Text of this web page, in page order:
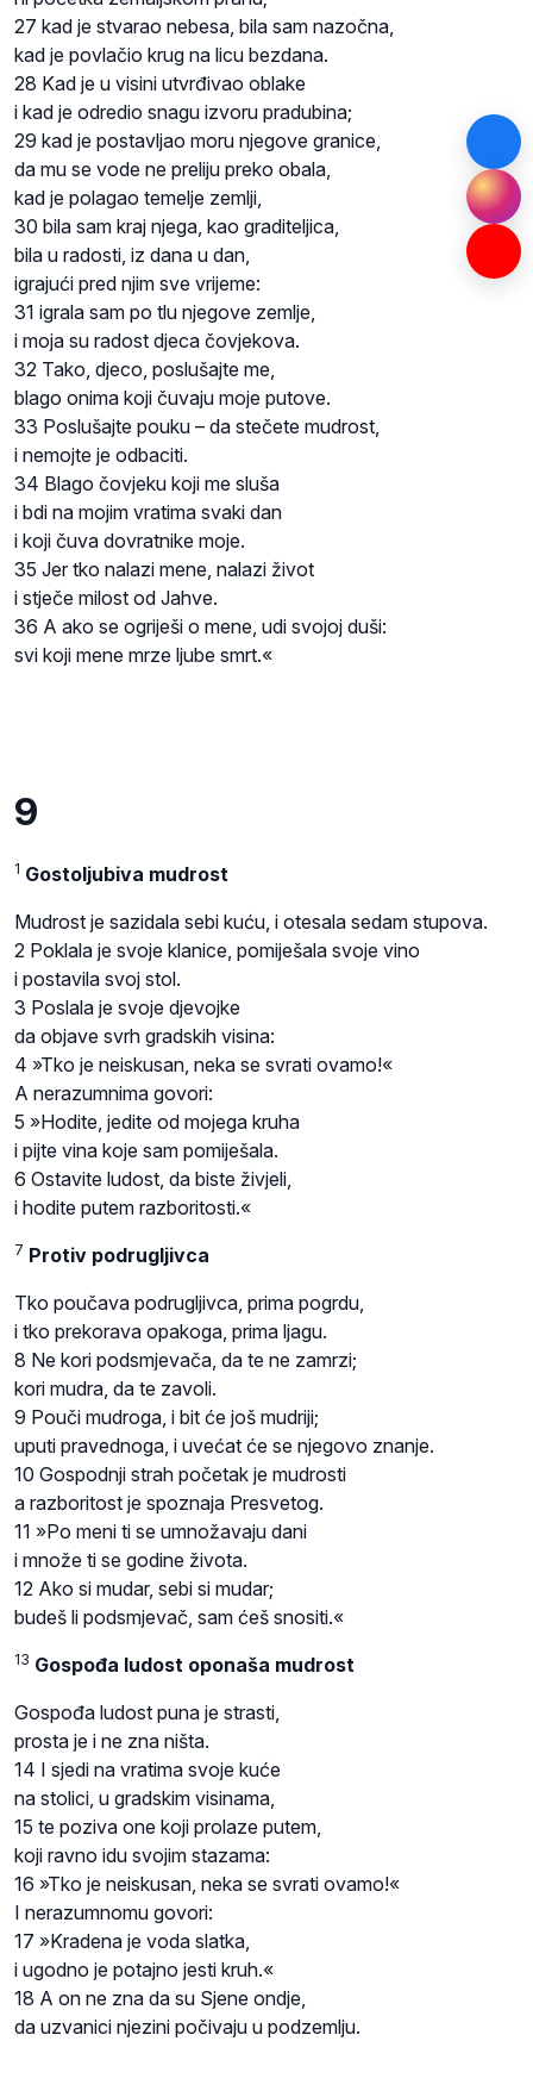
27 kad je stvarao nebesa, bila sam nazočna,
kad je povlačio krug na licu bezdana.
28 Kad je u visini utvrđivao oblake
i kad je odredio snagu izvoru pradubina;
29 kad je postavljao moru njegove granice,
da mu se vode ne preliju preko obala,
kad je polagao temelje zemlji,
30 bila sam kraj njega, kao graditeljica,
bila u radosti, iz dana u dan,
igrajući pred njim sve vrijeme:
31 igrala sam po tlu njegove zemlje,
i moja su radost djeca čovjekova.
32 Tako, djeco, poslušajte me,
blago onima koji čuvaju moje putove.
33 Poslušajte pouku – da stečete mudrost,
i nemojte je odbaciti.
34 Blago čovjeku koji me sluša
i bdi na mojim vratima svaki dan
i koji čuva dovratnike moje.
35 Jer tko nalazi mene, nalazi život
i stječe milost od Jahve.
36 A ako se ogriješi o mene, udi svojoj duši:
svi koji mene mrze ljube smrt.«
9
1 Gostoljubiva mudrost
Mudrost je sazidala sebi kuću, i otesala sedam stupova.
2 Poklala je svoje klanice, pomiješala svoje vino
i postavila svoj stol.
3 Poslala je svoje djevojke
da objave svrh gradskih visina:
4 »Tko je neiskusan, neka se svrati ovamo!«
A nerazumnima govori:
5 »Hodite, jedite od mojega kruha
i pijte vina koje sam pomiješala.
6 Ostavite ludost, da biste živjeli,
i hodite putem razboritosti.«
7 Protiv podrugljivca
Tko poučava podrugljivca, prima pogrdu,
i tko prekorava opakoga, prima ljagu.
8 Ne kori podsmjevača, da te ne zamrzi;
kori mudra, da te zavoli.
9 Pouči mudroga, i bit će još mudriji;
uputi pravednoga, i uvećat će se njegovo znanje.
10 Gospodnji strah početak je mudrosti
a razboritost je spoznaja Presvetog.
11 »Po meni ti se umnožavaju dani
i množe ti se godine života.
12 Ako si mudar, sebi si mudar;
budeš li podsmjevač, sam ćeš snositi.«
13 Gospođa ludost oponaša mudrost
Gospođa ludost puna je strasti,
prosta je i ne zna ništa.
14 I sjedi na vratima svoje kuće
na stolici, u gradskim visinama,
15 te poziva one koji prolaze putem,
koji ravno idu svojim stazama:
16 »Tko je neiskusan, neka se svrati ovamo!«
I nerazumnomu govori:
17 »Kradena je voda slatka,
i ugodno je potajno jesti kruh.«
18 A on ne zna da su Sjene ondje,
da uzvanici njezini počivaju u podzemlju.